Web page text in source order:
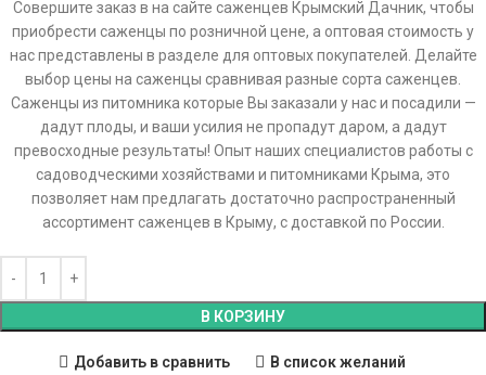
Совершите заказ в на сайте саженцев Крымский Дачник, чтобы
приобрести саженцы по розничной цене, а оптовая стоимость у
нас представлены в разделе для оптовых покупателей. Делайте
выбор цены на саженцы сравнивая разные сорта саженцев.
Саженцы из питомника которые Вы заказали у нас и посадили —
дадут плоды, и ваши усилия не пропадут даром, а дадут
превосходные результаты! Опыт наших специалистов работы с
садоводческими хозяйствами и питомниками Крыма, это
позволяет нам предлагать достаточно распространенный
ассортимент саженцев в Крыму, с доставкой по России.
В КОРЗИНУ
Добавить в сравнить В список желаний